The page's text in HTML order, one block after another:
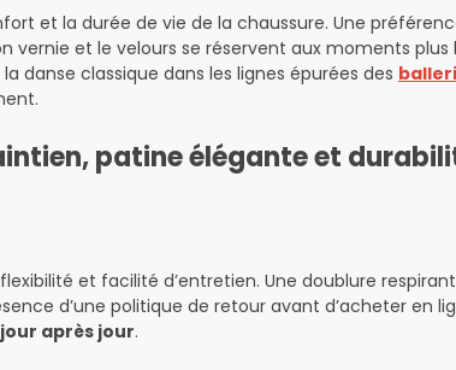
et la durée de vie de la chaussure. Une
vernie et le velours se réservent aux moments
danse classique dans les lignes épurées des
patine élégante et
et facilité d’entretien. Une doublure
d’une politique de retour avant d’acheter en
après jour.